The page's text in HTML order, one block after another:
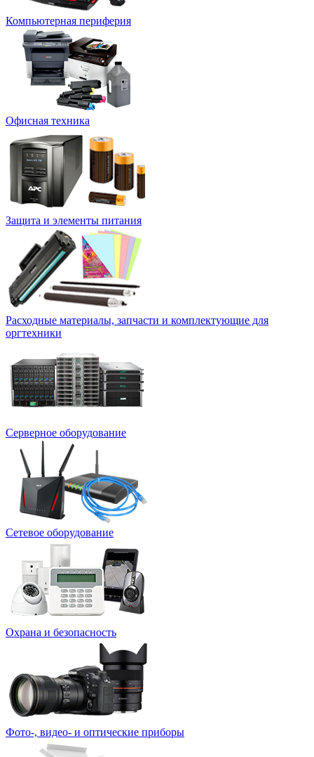
Компьютерная периферия
Офисная техника
Защита и элементы питания
Расходные материалы, запчасти и комплектующие для
оргтехники
Серверное оборудование
Сетевое оборудование
Охрана и безопасность
Фото-, видео- и оптические приборы